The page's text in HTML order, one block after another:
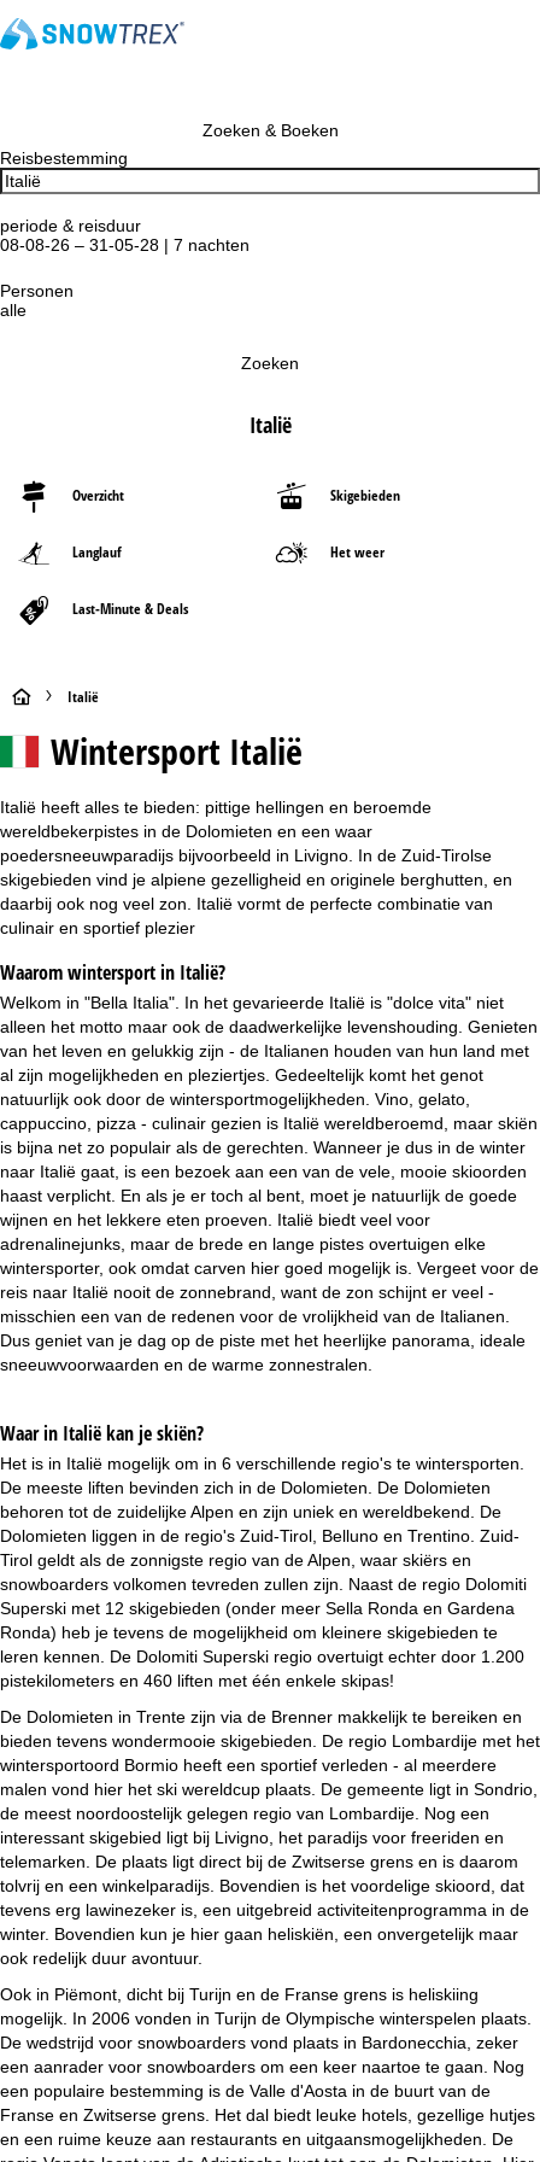
Zoeken & Boeken
Reisbestemming
periode & reisduur
08-08-26 – 31-05-28 | 7 nachten
Personen
alle
Zoeken
Italië
Overzicht Skigebieden
Langlauf Het weer
Last-Minute & Deals
S
r
g
i
n
a
Italië
Wintersport Italië
Italië heeft alles te bieden: pittige hellingen en beroemde
wereldbekerpistes in de Dolomieten en een waar
poedersneeuwparadijs bijvoorbeeld in Livigno. In de Zuid-Tirolse
skigebieden vind je alpiene gezelligheid en originele berghutten, en
daarbij ook nog veel zon. Italië vormt de perfecte combinatie van
culinair en sportief plezier
Waarom wintersport in Italië?
Welkom in "Bella Italia". In het gevarieerde Italië is "dolce vita" niet
alleen het motto maar ook de daadwerkelijke levenshouding. Genieten
van het leven en gelukkig zijn - de Italianen houden van hun land met
al zijn mogelijkheden en pleziertjes. Gedeeltelijk komt het genot
natuurlijk ook door de wintersportmogelijkheden. Vino, gelato,
cappuccino, pizza - culinair gezien is Italië wereldberoemd, maar skiën
is bijna net zo populair als de gerechten. Wanneer je dus in de winter
naar Italië gaat, is een bezoek aan een van de vele, mooie skioorden
haast verplicht. En als je er toch al bent, moet je natuurlijk de goede
wijnen en het lekkere eten proeven. Italië biedt veel voor
adrenalinejunks, maar de brede en lange pistes overtuigen elke
wintersporter, ook omdat carven hier goed mogelijk is. Vergeet voor de
reis naar Italië nooit de zonnebrand, want de zon schijnt er veel -
misschien een van de redenen voor de vrolijkheid van de Italianen.
Dus geniet van je dag op de piste met het heerlijke panorama, ideale
sneeuwvoorwaarden en de warme zonnestralen.
Waar in Italië kan je skiën?
Het is in Italië mogelijk om in 6 verschillende regio's te wintersporten.
De meeste liften bevinden zich in de Dolomieten. De Dolomieten
behoren tot de zuidelijke Alpen en zijn uniek en wereldbekend. De
Dolomieten liggen in de regio's Zuid-Tirol, Belluno en Trentino. Zuid-
Tirol geldt als de zonnigste regio van de Alpen, waar skiërs en
snowboarders volkomen tevreden zullen zijn. Naast de regio Dolomiti
Superski met 12 skigebieden (onder meer Sella Ronda en Gardena
Ronda) heb je tevens de mogelijkheid om kleinere skigebieden te
leren kennen. De Dolomiti Superski regio overtuigt echter door 1.200
pistekilometers en 460 liften met één enkele skipas!
De Dolomieten in Trente zijn via de Brenner makkelijk te bereiken en
bieden tevens wondermooie skigebieden. De regio Lombardije met het
wintersportoord Bormio heeft een sportief verleden - al meerdere
malen vond hier het ski wereldcup plaats. De gemeente ligt in Sondrio,
de meest noordoostelijk gelegen regio van Lombardije. Nog een
interessant skigebied ligt bij Livigno, het paradijs voor freeriden en
telemarken. De plaats ligt direct bij de Zwitserse grens en is daarom
tolvrij en een winkelparadijs. Bovendien is het voordelige skioord, dat
tevens erg lawinezeker is, een uitgebreid activiteitenprogramma in de
winter. Bovendien kun je hier gaan heliskiën, een onvergetelijk maar
ook redelijk duur avontuur.
Ook in Piëmont, dicht bij Turijn en de Franse grens is heliskiing
mogelijk. In 2006 vonden in Turijn de Olympische winterspelen plaats.
De wedstrijd voor snowboarders vond plaats in Bardonecchia, zeker
een aanrader voor snowboarders om een keer naartoe te gaan. Nog
een populaire bestemming is de Valle d'Aosta in de buurt van de
Franse en Zwitserse grens. Het dal biedt leuke hotels, gezellige hutjes
en een ruime keuze aan restaurants en uitgaansmogelijkheden. De